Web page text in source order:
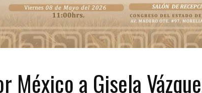
Sábana
México a Gisela